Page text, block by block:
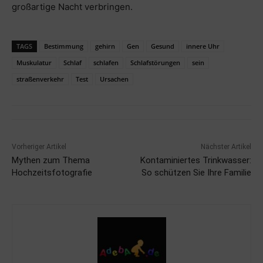
großartige Nacht verbringen.
TAGS Bestimmung gehirn Gen Gesund
innere Uhr
Muskulatur
Schlaf schlafen Schlafstörungen
sein
straßenverkehr
Test Ursachen
Vorheriger Artikel
Mythen zum Thema
Hochzeitsfotografie
Nächster Artikel
Kontaminiertes Trinkwasser:
So schützen Sie Ihre Familie